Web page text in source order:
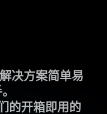
决方案简单易
的开箱即用的